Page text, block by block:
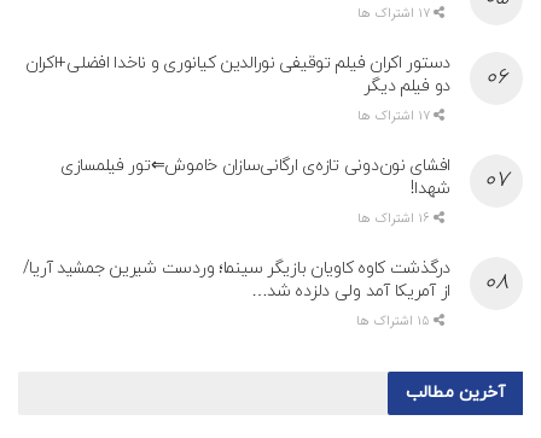
دستور اکران فیلم توقیفی نورالدین کیانوری و ناخدا افضلی+اکران
دو فیلم دیگر
افشای نون‌دونی تازه‌ی ارگانی‌سازان خاموش⇐تور فیلمسازی
شهدا!
درگذشت کاوه کاویان بازیگر سینما؛ وردست شیرین جمشید آریا/
از آمریکا آمد ولی دلزده شد…
آخرین مطالب